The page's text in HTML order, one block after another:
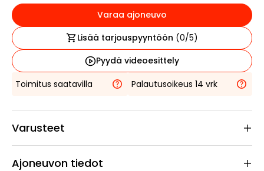
Varaa ajoneuvo
Lisää tarjouspyyntöön (0/5)
Pyydä videoesittely
Toimitus saatavilla
Palautusoikeus 14 vrk
Varusteet
Ajoneuvon tiedot